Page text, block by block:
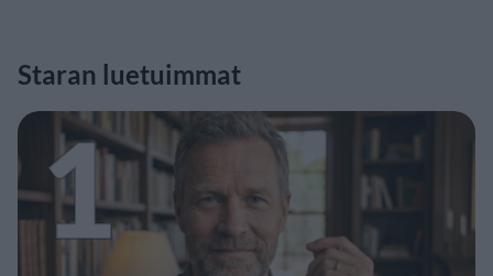
Staran luetuimmat
1